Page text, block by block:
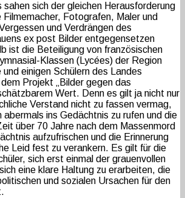
sahen sich der gleichen Herausforderung
Fotografen, Maler und
und Verdrängen des
ex post Bilder entgegensetzen
ist die Beteiligung von französischen
Klassen (Lycées) der Region
einigen Schülern des Landes
Projekt „Bilder gegen das
Wert. Denn es gilt ja nicht nur
Verstand nicht zu fassen vermag,
abermals ins Gedächtnis zu rufen und die
über 70 Jahre nach dem Massenmord
aufzufrischen und die Erinnerung
Leid fest zu verankern. Es gilt für die
sich erst einmal der grauenvollen
eine klare Haltung zu erarbeiten, die
und sozialen Ursachen für den